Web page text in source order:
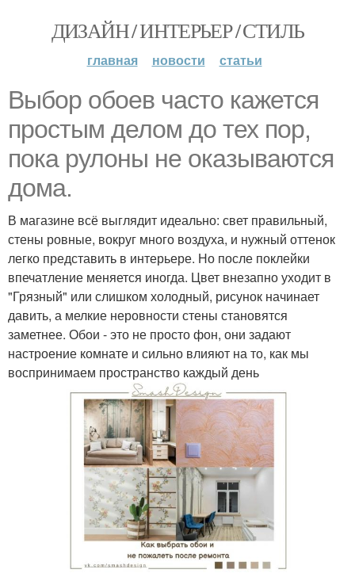
ДИЗАЙН / ИНТЕРЬЕР / СТИЛЬ
главная новости статьи
Выбор обоев часто кажется
простым делом до тех пор,
пока рулоны не оказываются
дома.
В магазине всё выглядит идеально: свет правильный,
стены ровные, вокруг много воздуха, и нужный оттенок
легко представить в интерьере. Но после поклейки
впечатление меняется иногда. Цвет внезапно уходит в
"Грязный" или слишком холодный, рисунок начинает
давить, а мелкие неровности стены становятся
заметнее. Обои - это не просто фон, они задают
настроение комнате и сильно влияют на то, как мы
воспринимаем пространство каждый день